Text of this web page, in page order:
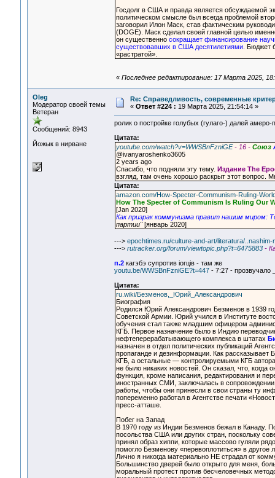
Госдолг в США и правда является обсуждаемой
политическом смысле был всегда проблемой
заговорил Илон Маск, став фактическим
(DOGE). Маск сделал своей главной целью
он существенно сокращает финансирование
существовавших в США десятилетиями.
Бюджет
«растратой».
« Последнее редактирование: 17 Марта 2025,
Oleg
Модератор своей темы
Ветеран
Сообщений: 8943
Йожык в нирване
Re: Справедливость, современные
« Ответ #224 : 19 Марта 2025, 21:54:14 »
ролик о постройке голубых (гулаго-) далей
Цитата:
youtube.com/watch?v=WWSBnFzniGE - 16 - Союз
@ivanyaroshenko3605
2 years ago
Спасибо, что подняли эту тему. Издание The
взгляд, там очень хорошо раскрыт этот вопрос.
Цитата:
amazon.com/How-Specter-Communism-Ruling-
How The Specter of Communism Is Ruling Our
[Jan 2020]
Как призрак коммунизма правит нашим миром:
партии" [январь 2020]
---> epochtimes.ru/culture-and-art/literatura/..nashim-
---> rutracker.org/forum/viewtopic.php?t=6475883 -
п.2кагэбэ супротив iогцiв - там же
youtu.be/WWSBnFzniGE?t=447- 7:27 - прозвучало
Цитата:
ru.wiki/Безменов,_Юрий_Александрович
Биография
Родился Юрий Александрович Безменов в 1939
Советской Армии. Юрий учился в Институте
обучения стал также младшим офицером
КГБ. Первое назначение было в Индию
нефтеперерабатывающего комплекса в штатах
назначен в отдел политических публикаций
пропаганде и дезинформации. Как
КГБ, а остальные — контролируемыми КГБ
не было никаких новостей. Он сказал, что,
функция, кроме написания, редактирования и
иностранных СМИ, заключалась в
работы, чтобы они принесли в свои страны ту
попеременно работал в Агентстве печати
пресс-атташе.
Побег на Запад
В 1970 году из Индии Безменов бежал в Канаду.
посольства США или других стран, поскольку
принял образ хиппи, которые массово гуляли
помогло Безменову «перевоплотиться» в
Лично я никогда материально НЕ страдал от
Большинство дверей было открыто для меня,
моральный протест против бесчеловечных